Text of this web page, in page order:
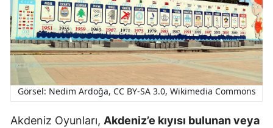
Görsel: Nedim Ardoğa, CC BY-SA 3.0, Wikimedia Commons
Akdeniz Oyunları, Akdeniz’e kıyısı bulunan veya